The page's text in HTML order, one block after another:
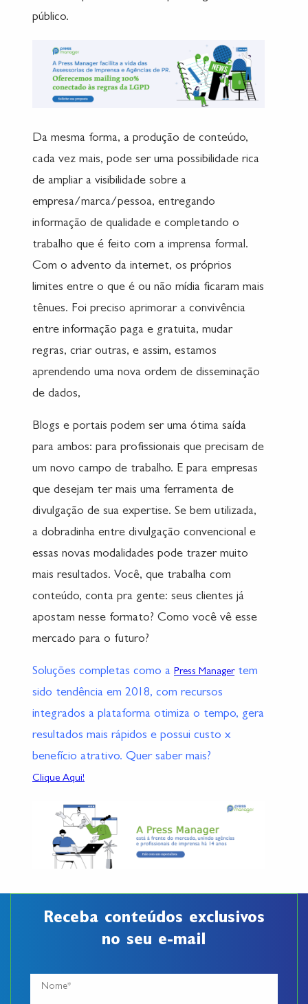
público.
Da mesma forma, a produção de conteúdo,
cada vez mais, pode ser uma possibilidade rica
de ampliar a visibilidade sobre a
empresa/marca/pessoa, entregando
informação de qualidade e completando o
trabalho que é feito com a imprensa formal.
Com o advento da internet, os próprios
limites entre o que é ou não mídia ficaram mais
tênues. Foi preciso aprimorar a convivência
entre informação paga e gratuita, mudar
regras, criar outras, e assim, estamos
aprendendo uma nova ordem de disseminação
de dados,
Blogs e portais podem ser uma ótima saída
para ambos: para profissionais que precisam de
um novo campo de trabalho. E para empresas
que desejam ter mais uma ferramenta de
divulgação de sua expertise. Se bem utilizada,
a dobradinha entre divulgação convencional e
essas novas modalidades pode trazer muito
mais resultados. Você, que trabalha com
conteúdo, conta pra gente: seus clientes já
apostam nesse formato? Como você vê esse
mercado para o futuro?
Soluções completas como a Press Managertem
sido tendência em 2018, com recursos
integrados a plataforma otimiza o tempo, gera
resultados mais rápidos e possui custo x
benefício atrativo. Quer saber mais?
Clique Aqui!
Receba conteúdos exclusivos
no seu e-mail